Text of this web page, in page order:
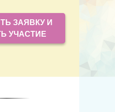
ЗАЯВКУ И
УЧАСТИЕ